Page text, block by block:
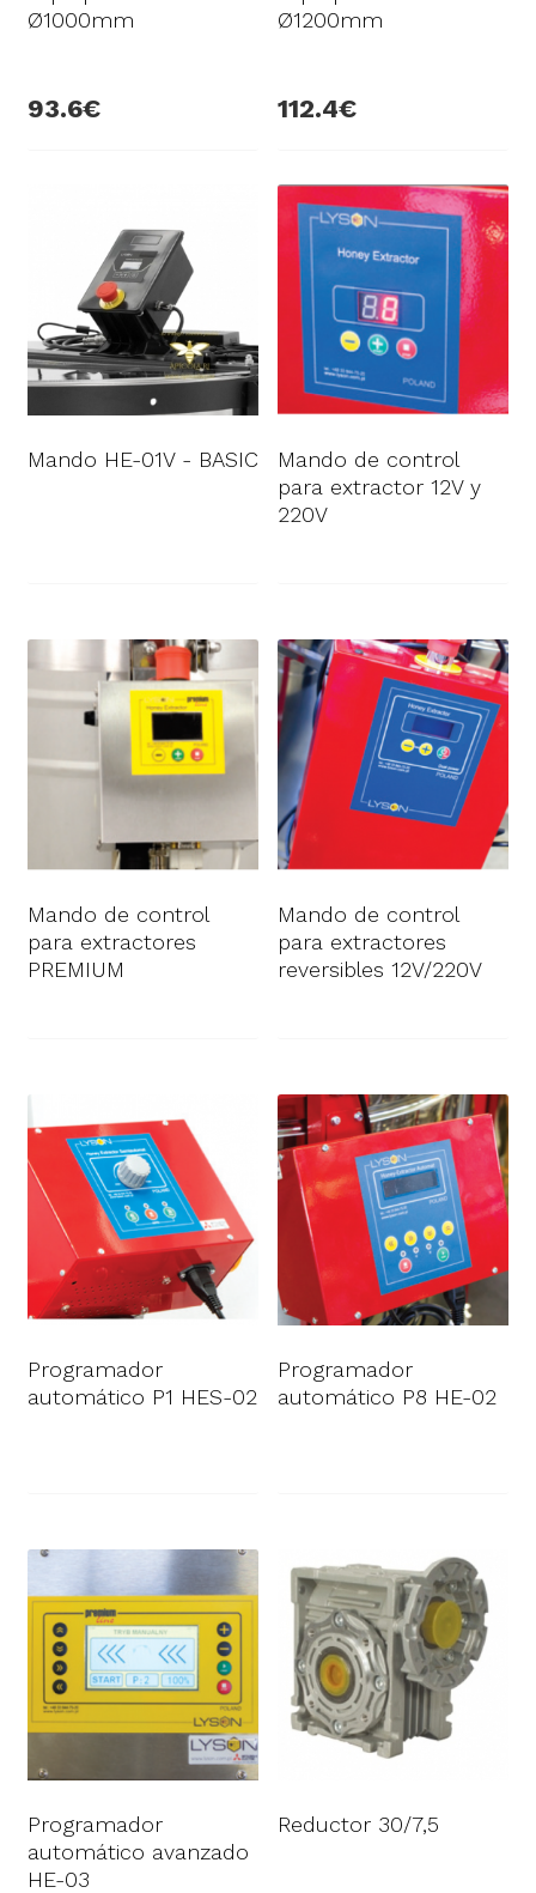
Ø1000mm
93.6
Ø1200mm
112.4
Mando HE-01V - BASIC
Mando de control
para extractor 12V y
220V
Mando de control
para extractores
PREMIUM
Mando de control
para extractores
reversibles 12V/220V
Programador
automático P1 HES-02
Programador
automático P8 HE-02
Programador
automático avanzado
HE-03
Reductor 30/7,5